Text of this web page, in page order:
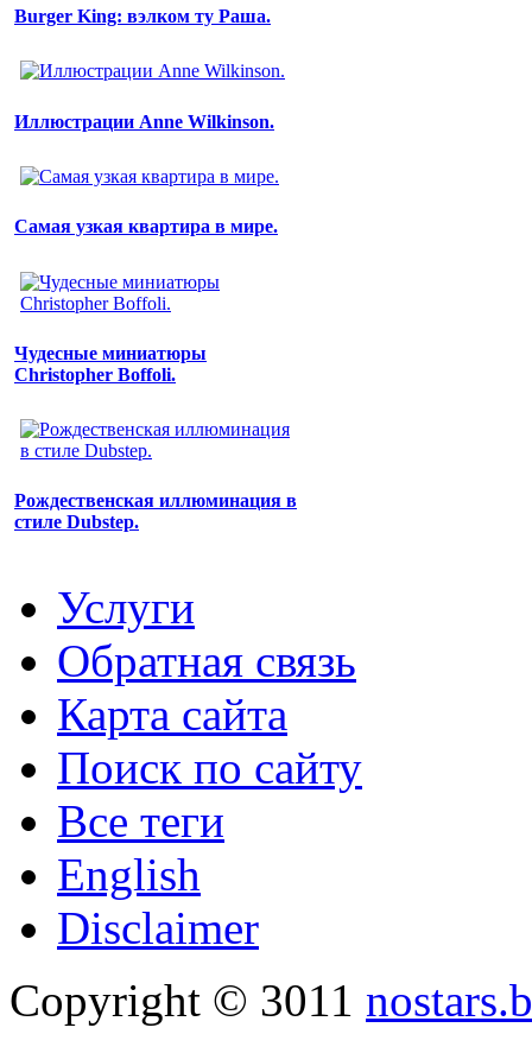
Burger King: вэлком ту Раша.
Иллюстрации Anne Wilkinson.
Самая узкая квартира в мире.
Чудесные миниатюры
Christopher Boffoli.
Рождественская иллюминация в
стиле Dubstep.
Услуги
Обратная связь
Карта сайта
Поиск по сайту
Все теги
English
Disclaimer
Copyright © 3011